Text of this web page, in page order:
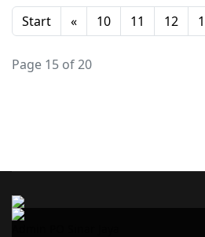
Start « 10 11 12
Page 15 of 20